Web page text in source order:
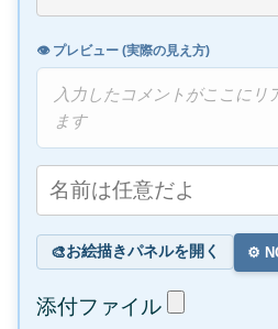
👁️ プレビュー (実際の見え方)
入力したコメントがここにリ
ます
🎨お絵描きパネルを開く ⚙️
添付ファイル